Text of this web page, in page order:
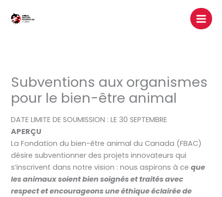
Subventions aux organismes
pour le bien-être animal
DATE LIMITE DE SOUMISSION : LE 30 SEPTEMBRE
APERÇU
La Fondation du bien-être animal du Canada (FBAC)
désire subventionner des projets innovateurs qui
s’inscrivent dans notre vision : nous aspirons à ceque
les animaux soient bien soignés et traités avec
respect et encourageons une éthique éclairée de